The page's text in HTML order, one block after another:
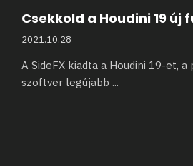
Csekkold a Houdini 19 új
2021.10.28
A SideFX kiadta a Houdini 19-et, a
szoftver legújabb ...